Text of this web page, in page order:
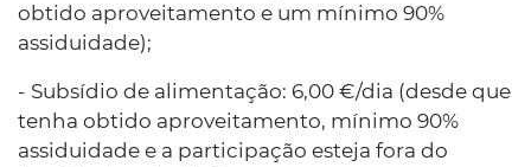
obtido aproveitamento e um mínimo 90%
assiduidade);
- Subsídio de alimentação: 6,00 €/dia (desde que
tenha obtido aproveitamento, mínimo 90%
assiduidade e a participação esteja fora do